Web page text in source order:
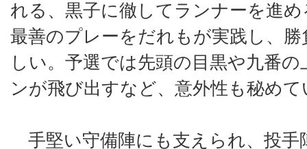
れる、黒子に徹してランナーを進
最善のプレーをだれもが実践し、
しい。予選では先頭の目黒や九番
ンが飛び出すなど、意外性も秘めて
手堅い守備陣にも支えられ、投手